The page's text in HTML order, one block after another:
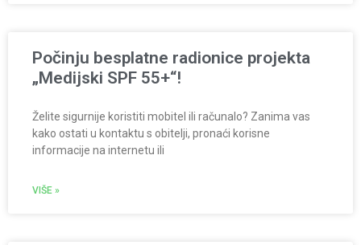
Počinju besplatne radionice projekta
„Medijski SPF 55+“!
Želite sigurnije koristiti mobitel ili računalo? Zanima vas
kako ostati u kontaktu s obitelji, pronaći korisne
informacije na internetu ili
VIŠE »